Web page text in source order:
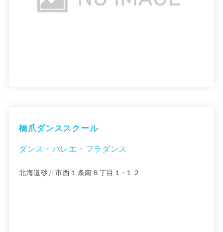
橋爪ダンススクール
ダンス・バレエ・フラダンス
北海道砂川市西１条南８丁目１−１２